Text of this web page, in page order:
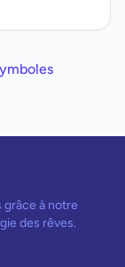
grâce à notre
des rêves.